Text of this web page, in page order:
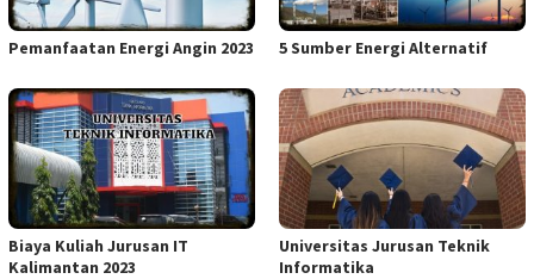
Pemanfaatan Energi Angin 2023 5 Sumber Energi Alternatif
Biaya Kuliah Jurusan IT
Kalimantan 2023
Universitas Jurusan Teknik
Informatika